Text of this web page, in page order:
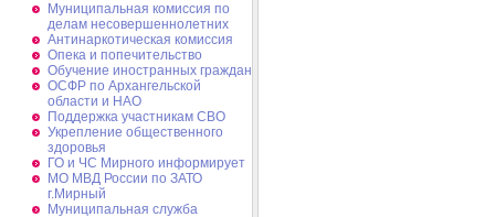
Муниципальная комиссия по
делам несовершеннолетних
Антинаркотическая комиссия
Опека и попечительство
Обучение иностранных граждан
ОСФР по Архангельской
области и НАО
Поддержка участникам СВО
Укрепление общественного
здоровья
ГО и ЧС Мирного информирует
МО МВД России по ЗАТО
г.Мирный
Муниципальная cлужба